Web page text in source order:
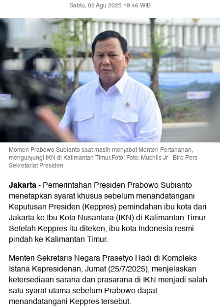
Sabtu, 02 Agu 2025 19:46 WIB
Momen Prabowo Subianto saat masih menjabat Menteri Pertahanan,
mengunjungi IKN di Kalimantan Timur.Foto: Foto: Muchlis Jr - Biro Pers
Sekretariat Presiden
Jakarta-Pemerintahan Presiden Prabowo Subianto
menetapkan syarat khusus sebelum menandatangani
Keputusan Presiden (Keppres) pemindahan ibu kota dari
Jakarta ke Ibu Kota Nusantara (IKN) di Kalimantan Timur.
Setelah Keppres itu diteken, ibu kota Indonesia resmi
pindah ke Kalimantan Timur.
Menteri Sekretaris Negara Prasetyo Hadi di Kompleks
Istana Kepresidenan, Jumat (25/7/2025), menjelaskan
ketersediaan sarana dan prasarana di IKN menjadi salah
satu syarat utama sebelum Prabowo dapat
menandatangani Keppres tersebut.